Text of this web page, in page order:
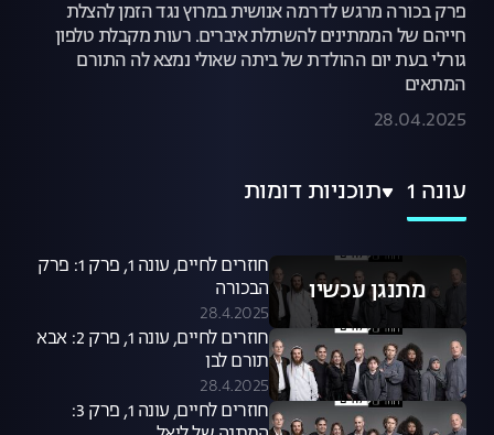
פרק בכורה מרגש לדרמה אנושית במרוץ נגד הזמן להצלת
חייהם של הממתינים להשתלת איברים. רעות מקבלת טלפון
גורלי בעת יום ההולדת של ביתה שאולי נמצא לה התורם
המתאים
28.04.2025
עונה 1 תוכניות דומות
מתנגן עכשיו
חוזרים לחיים, עונה 1, פרק 1: פרק
הבכורה
28.4.2025
חוזרים לחיים, עונה 1, פרק 2: אבא
תורם לבן
28.4.2025
חוזרים לחיים, עונה 1, פרק 3: